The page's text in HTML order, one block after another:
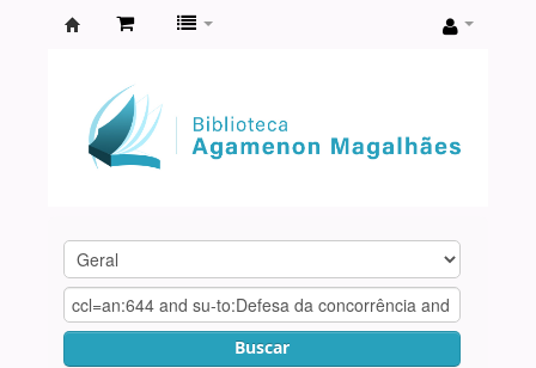
Agamenon
Magalhães
Buscar